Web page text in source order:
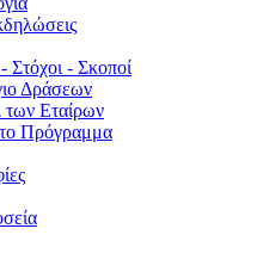
Στόχοι - Σκοποί
Δράσεων
των Εταίρων
Πρόγραμμα